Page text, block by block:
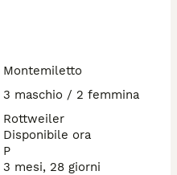
Montemiletto
3 maschio / 2 femmina
Rottweiler
Disponibile ora
P
3 mesi, 28 giorni